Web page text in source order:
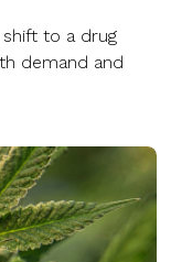
shift to a drug
demand and